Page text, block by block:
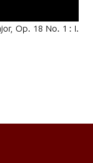
Op. 18 No. 1 : I.